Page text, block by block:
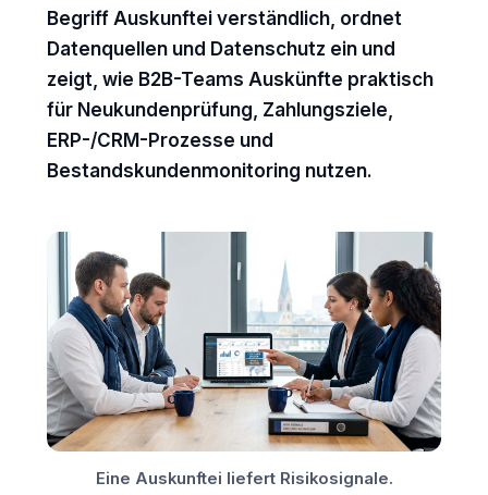
Begriff Auskunftei verständlich, ordnet
Datenquellen und Datenschutz ein und
zeigt, wie B2B-Teams Auskünfte praktisch
für Neukundenprüfung, Zahlungsziele,
ERP-/CRM-Prozesse und
Bestandskundenmonitoring nutzen.
Eine Auskunftei liefert Risikosignale.